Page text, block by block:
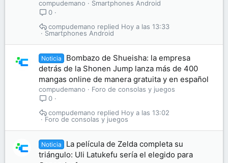
compudemano
Smartphones Android
0
Smartphones Android
Hoy a las 13:33
compudemano
Noticia
Bombazo de Shueisha: la empresa
detrás de la Shonen Jump lanza más de 400
mangas online de manera gratuita y en español
compudemano
Foro de consolas y juegos
0
Foro de consolas y juegos
Hoy a las 13:02
compudemano
Noticia
La película de Zelda completa su
triángulo: Uli Latukefu sería el elegido para